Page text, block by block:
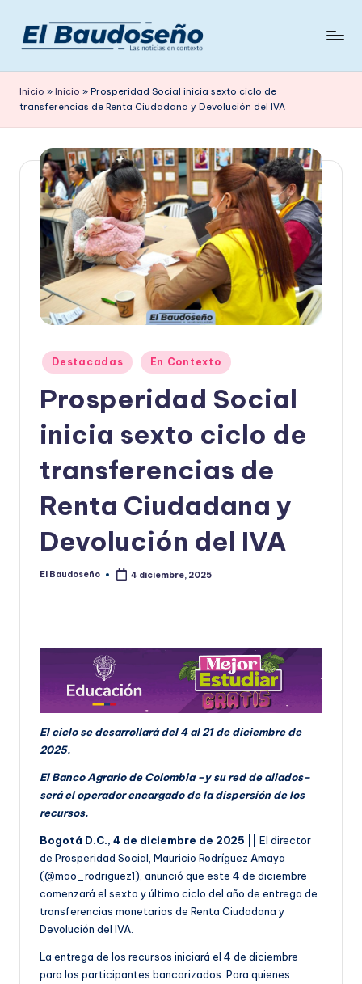
Saltar
contenido
e
ri
d
en
Inicio » Inicio » Prosperidad Social inicia sexto ciclo de
transferencias de Renta Ciudadana y Devolución del IVA
Publicado
en
Destacadas En Contexto
Prosperidad Social
inicia sexto ciclo de
transferencias de
Renta Ciudadana y
Devolución del IVA
Publicado
El Baudoseño 4 diciembre, 2025
El ciclo se desarrollará del 4 al 21 de diciembre de
2025.
El Banco Agrario de Colombia –y su red de aliados–
será el operador encargado de la dispersión de los
recursos.
Bogotá D.C., 4 de diciembre de 2025 || El director
de Prosperidad Social, Mauricio Rodríguez Amaya
(@mao_rodriguez1), anunció que este 4 de diciembre
comenzará el sexto y último ciclo del año de entrega de
transferencias monetarias de Renta Ciudadana y
Devolución del IVA.
La entrega de los recursos iniciará el 4 de diciembre
para los participantes bancarizados. Para quienes